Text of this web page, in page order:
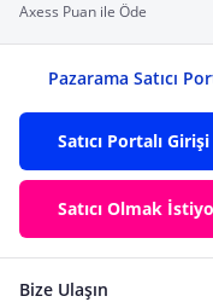
Axess Puan ile Öde
Pazarama Satıcı
Satıcı Portalı Girişi
Satıcı Olmak
Bize Ulaşın